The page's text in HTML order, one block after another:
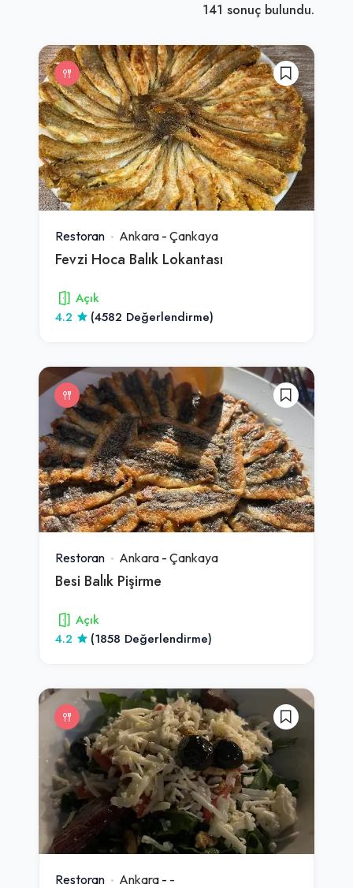
141 sonuç bulundu.
Restoran Ankara - Çankaya
Fevzi Hoca Balık Lokantası
Açık
4.2
(4582 Değerlendirme)
Restoran Ankara - Çankaya
Besi Balık Pişirme
Açık
4.2
(1858 Değerlendirme)
Restoran Ankara - -